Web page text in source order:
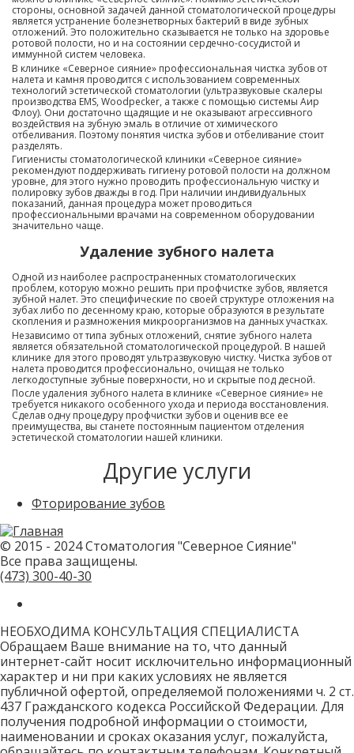
стороны, основной задачей данной стоматологической процедуры
является устранение болезнетворных бактерий в виде зубных
отложений. Это положительно сказывается не только на здоровье
ротовой полости, но и на состоянии сердечно-сосудистой и
иммунной систем человека.
В клинике «Северное сияние» профессиональная чистка зубов от
налета и камня проводится с использованием современных
технологий эстетической стоматологии (ультразвуковые скалеры
производства EMS, Woodpecker, а также с помощью системы Аир
Флоу). Они достаточно щадящие и не оказывают агрессивного
воздействия на зубную эмаль в отличие от химического
отбеливания. Поэтому понятия чистка зубов и отбеливание стоит
разделять.
Гигиенисты стоматологической клиники «Северное сияние»
рекомендуют поддерживать гигиену ротовой полости на должном
уровне, для этого нужно проводить профессиональную чистку и
полировку зубов дважды в год. При наличии индивидуальных
показаний, данная процедура может проводиться
профессиональными врачами на современном оборудовании
значительно чаще.
Удаление зубного налета
Одной из наиболее распространенных стоматологических
проблем, которую можно решить при профчистке зубов, является
зубной налет. Это специфические по своей структуре отложения на
зубах либо по десенному краю, которые образуются в результате
скопления и размножения микроорганизмов на данных участках.
Независимо от типа зубных отложений, снятие зубного налета
является обязательной стоматологической процедурой. В нашей
клинике для этого проводят ультразвуковую чистку. Чистка зубов от
налета проводится профессионально, очищая не только
легкодоступные зубные поверхности, но и скрытые под десной.
После удаления зубного налета в клинике «Северное сияние» не
требуется никакого особенного ухода и периода восстановления.
Сделав одну процедуру профчистки зубов и оценив все ее
преимущества, вы станете постоянным пациентом отделения
эстетической стоматологии нашей клиники.
Другие услуги
Фторирование зубов
© 2015 - 2024 Стоматология "Северное Сияние"
Все права защищены.
(473) 300-40-30
НЕОБХОДИМА КОНСУЛЬТАЦИЯ СПЕЦИАЛИСТА
Обращаем Ваше внимание на то, что данный
интернет-сайт носит исключительно информационный
характер и ни при каких условиях не является
публичной офертой, определяемой положениями ч. 2 ст.
437 Гражданского кодекса Российской Федерации. Для
получения подробной информации о стоимости,
наименовании и сроках оказания услуг, пожалуйста,